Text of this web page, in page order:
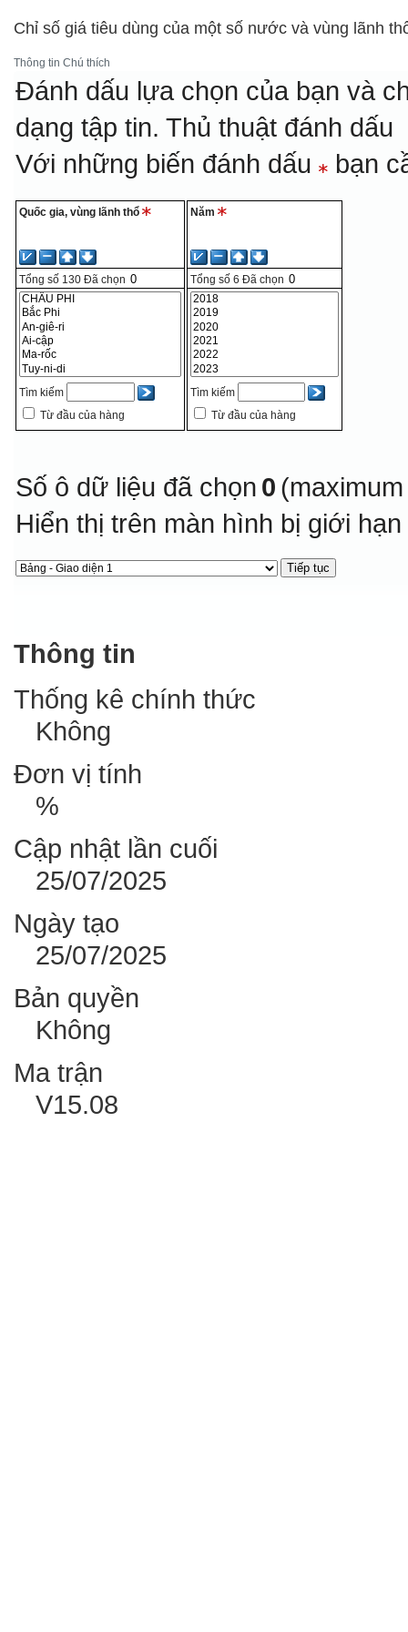
Chỉ số giá tiêu dùng của một số nước và vùng lãnh
Thông tin Chú thích
Đánh dấu lựa chọn của bạn và
dạng tập tin.Thủ thuật đánh dấu
Với những biến đánh dấu bạn
Quốc gia, vùng lãnh thổ
Tổng số 130 Đã chọn
Tìm kiếm
Từ đầu của hàng
Năm
Tổng số 6 Đã chọn
Tìm kiếm
Từ đầu của hàng
Số ô dữ liệu đã chọn 0
Hiển thị trên màn hình bị giới
Thông tin
Thống kê chính thức
Không
Đơn vị tính
%
Cập nhật lần cuối
25/07/2025
Ngày tạo
25/07/2025
Bản quyền
Không
Ma trận
V15.08